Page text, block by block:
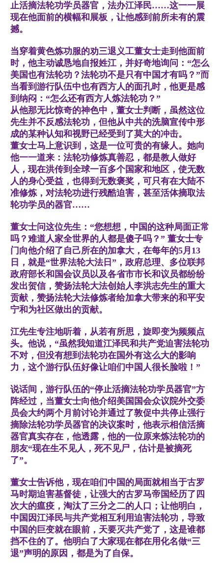
止活摘法轮功学员器官，法办江泽民……这一一展
现在他面前的横幅和展板，让他感到前所未有的震
撼。
当穿着黄色炼功服的劝三退义工董女士走到他面前
时，他主动诚恳地自报姓江，并好奇地询问：“怎么
美国也有法轮功？法轮功不是只有中国才有吗？”而
当看到游行队伍中也有西方人的面孔时，他更是感
到纳闷：“怎么还有西方人炼法轮功？”
从他那无比惊奇的神色中，董女士判断，虽然这位
先生并不反感法轮功，但他从中共的洗脑宣传中形
成的某种认知和视野已经受到了莫大的冲击。
董女士马上意识到，这是一位可贵的有缘人。她向
他一一道来：法轮功修炼真善忍，都是教人做好
人，现在洪传到全球一百多个国家和地区，使无数
人的身心受益，也得到无数褒奖，可只有在大陆不
准修炼，对法轮功进行残酷迫害，甚至活体摘取法
轮功学员的器官……
董女士问这位先生：“您想想，中国的这种局面正常
吗？难道人家全世界的人都是傻子吗？” 董女士专
门向他介绍了自己所在的加拿大，在每年的5月13
日，就是“世界法轮大法日”，政府总理、多位联邦
政府部长和国会议员以及各省市市长和议员都纷纷
发出贺信，赞扬法轮大法创始人李洪志先生的重大
贡献，赞扬法轮大法修炼者给加拿大带来的和平安
宁和为社区做出的贡献。
江先生专注地听着，从若有所思，旋即变为频频点
头。他说，“虽然我知道江泽民和共产党迫害法轮功
不对，但没有想到法轮功在国外有这么大的影响
力，这个游行队伍好像让咱们中国人很长脸啦！”
说话间，游行队伍的“停止活摘法轮功学员器官”方
阵经过，当董女士向他介绍美国国会众议院外交委
员会大约两个月前讨论并通过了敦促中共停止强行
摘除法轮功学员器官的决议案时，他表示相信活摘
器官真实存在，他透露，他的一位原来炼法轮功的
朋友“现在生不见人，死不见尸，估计是被摘死
了”。
董女士告诉他，现在咱们中国的局面就相当于古罗
马时期迫害基督徒，让强大的古罗马帝国经历了四
次大的瘟疫，淘汰了三分之二的人口；让他明白，
中国因江泽民与共产党相互利用迫害法轮功，导致
中国的巨变就在眼前，天要灭共产党了，这是谁都
挡不住的了。他明白了大家现在都在用化名做“三
退”声明的原因，都是为了自保。